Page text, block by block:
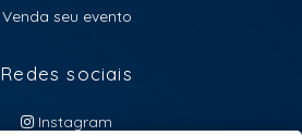
Venda seu evento
Redes sociais
Instagram